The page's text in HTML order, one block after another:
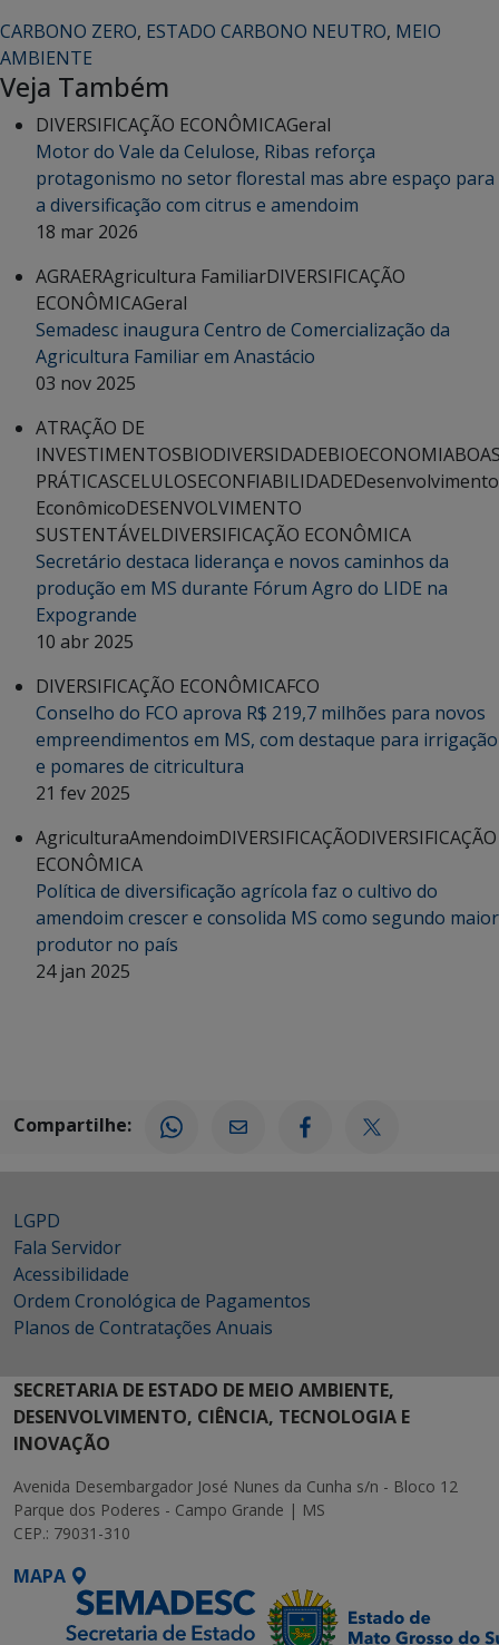
CARBONO ZERO, ESTADO CARBONO NEUTRO, MEIO
AMBIENTE
Veja Também
DIVERSIFICAÇÃO ECONÔMICAGeral
Motor do Vale da Celulose, Ribas reforça
protagonismo no setor florestal mas abre espaço para
a diversificação com citrus e amendoim
18 mar 2026
AGRAERAgricultura FamiliarDIVERSIFICAÇÃO
ECONÔMICAGeral
Semadesc inaugura Centro de Comercialização da
Agricultura Familiar em Anastácio
03 nov 2025
ATRAÇÃO DE
INVESTIMENTOSBIODIVERSIDADEBIOECONOMIA
PRÁTICASCELULOSECONFIABILIDADEDesenvolvimento
EconômicoDESENVOLVIMENTO
SUSTENTÁVELDIVERSIFICAÇÃO ECONÔMICA
Secretário destaca liderança e novos caminhos da
produção em MS durante Fórum Agro do LIDE na
Expogrande
10 abr 2025
DIVERSIFICAÇÃO ECONÔMICAFCO
Conselho do FCO aprova R$ 219,7 milhões para novos
empreendimentos em MS, com destaque para irrigação
e pomares de citricultura
21 fev 2025
AgriculturaAmendoimDIVERSIFICAÇÃODIVERSIFICAÇÃO
ECONÔMICA
Política de diversificação agrícola faz o cultivo do
amendoim crescer e consolida MS como segundo maior
produtor no país
24 jan 2025
Compartilhe:
LGPD
Fala Servidor
Acessibilidade
Ordem Cronológica de Pagamentos
Planos de Contratações Anuais
SECRETARIA DE ESTADO DE MEIO AMBIENTE,
DESENVOLVIMENTO, CIÊNCIA, TECNOLOGIA E
INOVAÇÃO
Avenida Desembargador José Nunes da Cunha s/n - Bloco 12
Parque dos Poderes - Campo Grande | MS
CEP.: 79031-310
MAPA